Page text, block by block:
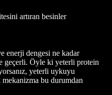
artıran besinler
enerji dengesi ne kadar
geçerli. Öyle ki yeterli protein
yeterli uykuyu
mekanizma bu durumdan